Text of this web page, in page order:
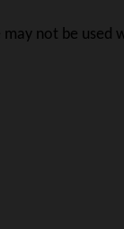
not be used